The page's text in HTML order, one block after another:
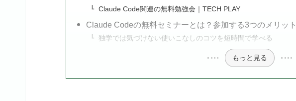
Claude Code関連の無料勉強会｜TECH PLAY
Claude Codeの無料セミナーとは？参加する3つのメリット
独学では気づけない使いこなしのコツを短時間で学べる
もっと見る